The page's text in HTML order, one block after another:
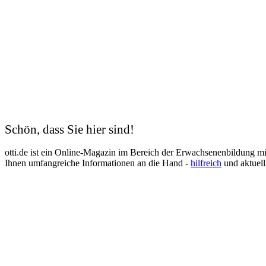
Schön, dass Sie hier sind!
otti.de ist ein Online-Magazin im Bereich der Erwachsenenbildung
Ihnen umfangreiche Informationen an die Hand - hilfreich und